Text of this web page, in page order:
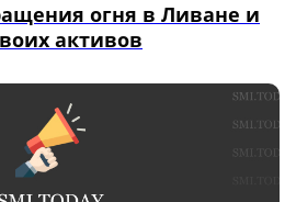
огня в Ливане и
активов